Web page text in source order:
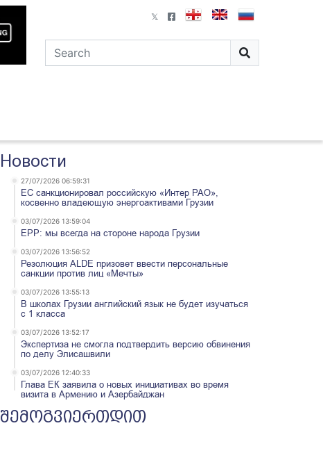
Новости
27/07/2026 06:59:31
ЕС санкционировал российскую «Интер РАО»,
косвенно владеющую энергоактивами Грузии
03/07/2026 13:59:04
EPP: мы всегда на стороне народа Грузии
03/07/2026 13:56:52
Резолюция ALDE призовет ввести персональные
санкции против лиц «Мечты»
03/07/2026 13:55:13
В школах Грузии английский язык не будет изучаться
с 1 класса
03/07/2026 13:52:17
Экспертиза не смогла подтвердить версию обвинения
по делу Элисашвили
03/07/2026 12:40:33
Глава ЕК заявила о новых инициативах во время
визита в Армению и Азербайджан
შემოგვიერთდით